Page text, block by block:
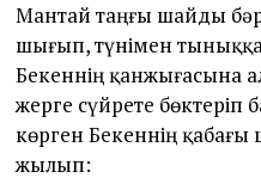
Мантай таңғы шайды
шығып, түнімен
Бекеннің қанжығасына
жерге сүйрете
көрген Бекеннің
жылып: